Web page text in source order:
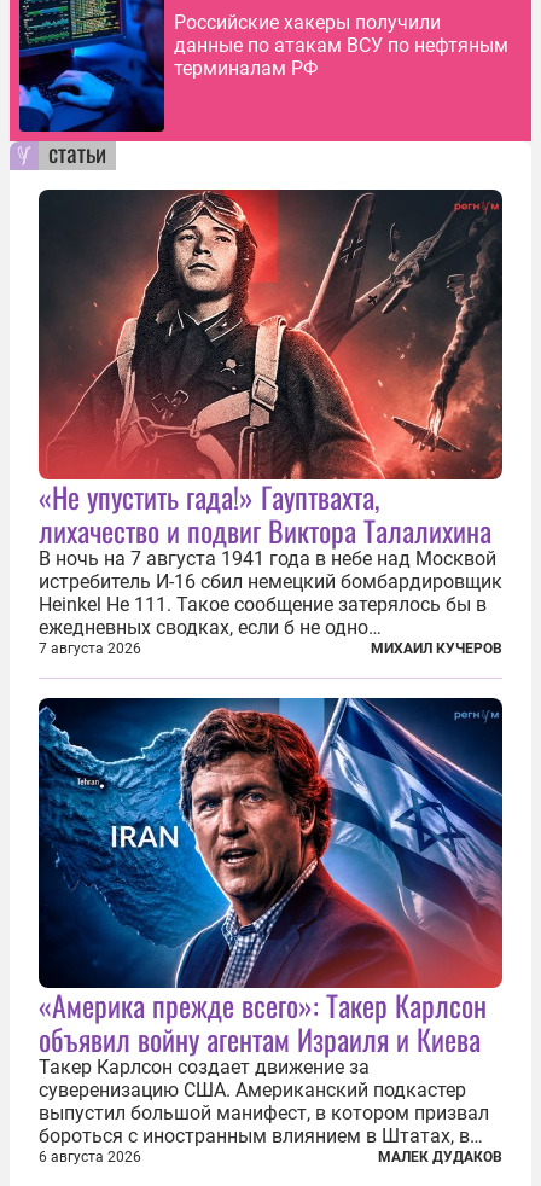
Российские хакеры получили
данные по атакам ВСУ по нефтяным
терминалам РФ
статьи
«Не упустить гада!» Гауптвахта,
лихачество и подвиг Виктора Талалихина
В ночь на 7 августа 1941 года в небе над Москвой
истребитель И-16 сбил немецкий бомбардировщик
Heinkel He 111. Такое сообщение затерялось бы в
ежедневных сводках, если б не одно
обстоятельство. Это был один из первых в
истории отечественной авиации ночных таранов.
У пилота — младшего лейтенанта...
7 августа 2026 МИХАИЛ КУЧЕРОВ
«Америка прежде всего»: Такер Карлсон
объявил войну агентам Израиля и Киева
Такер Карлсон создает движение за
суверенизацию США. Американский подкастер
выпустил большой манифест, в котором призвал
бороться с иностранным влиянием в Штатах, в
первую очередь имея в виду Израиль. А также
6 августа 2026 МАЛЕК ДУДАКОВ